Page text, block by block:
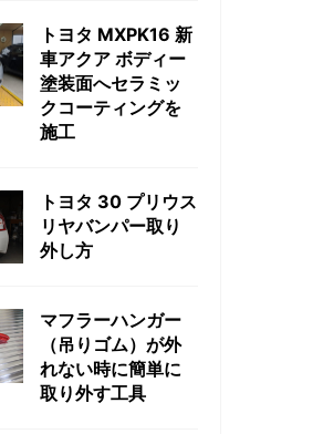
トヨタ MXPK16 新
車アクア ボディー
塗装面へセラミッ
クコーティングを
施工
トヨタ 30 プリウス
リヤバンパー取り
外し方
マフラーハンガー
（吊りゴム）が外
れない時に簡単に
取り外す工具